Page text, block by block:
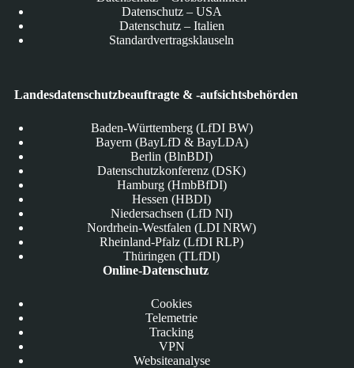
Datenschutz – USA
Datenschutz – Italien
Standardvertragsklauseln
Landesdatenschutzbeauftragte & -aufsichtsbehörden
Baden-Württemberg (LfDI BW)
Bayern (BayLfD & BayLDA)
Berlin (BlnBDI)
Datenschutzkonferenz (DSK)
Hamburg (HmbBfDI)
Hessen (HBDI)
Niedersachsen (LfD NI)
Nordrhein-Westfalen (LDI NRW)
Rheinland-Pfalz (LfDI RLP)
Thüringen (TLfDI)
Online-Datenschutz
Cookies
Telemetrie
Tracking
VPN
Websiteanalyse